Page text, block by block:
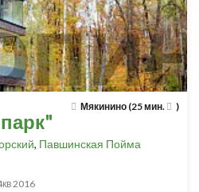
Мякинино (25 мин. )
, Павшинская Пойма
2016